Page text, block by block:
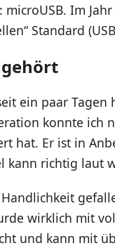
Im
Standard
ein paar Tagen
konnte ich
hat. Er ist in
kann richtig laut
wirklich mit
und kann mit